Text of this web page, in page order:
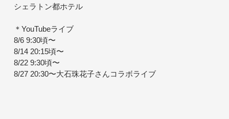
シェラトン都ホテル
＊YouTubeライブ
8/6 9:30頃〜
8/14 20:15頃〜
8/22 9:30頃〜
8/27 20:30〜大石珠花子さんコラボライブ